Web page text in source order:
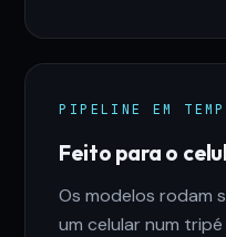
PIPELINE EM
Feito para o
Os modelos rodam
um celular num